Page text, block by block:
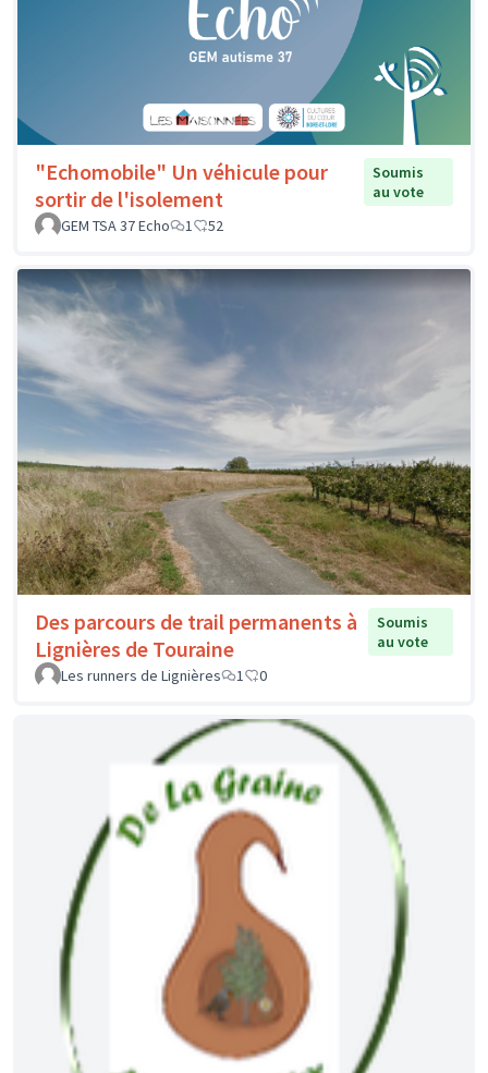
"Echomobile" Un véhicule pour
sortir de l'isolement
Soumis
au vote
GEM TSA 37 Echo
1 52
Des parcours de trail permanents à
Lignières de Touraine
Soumis
au vote
Les runners de Lignières
1 0